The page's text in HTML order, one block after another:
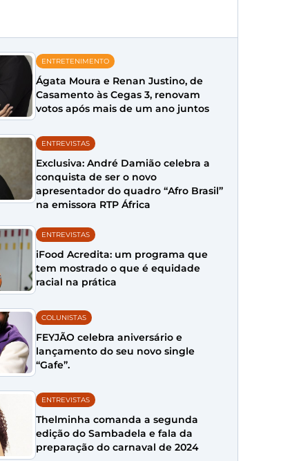
ENTRETENIMENTO
Ágata Moura e Renan Justino, de
Casamento às Cegas 3, renovam
votos após mais de um ano juntos
ENTREVISTAS
Exclusiva: André Damião celebra a
conquista de ser o novo
apresentador do quadro “Afro Brasil”
na emissora RTP África
ENTREVISTAS
iFood Acredita: um programa que
tem mostrado o que é equidade
racial na prática
COLUNISTAS
FEYJÃO celebra aniversário e
lançamento do seu novo single
“Gafe”.
ENTREVISTAS
Thelminha comanda a segunda
edição do Sambadela e fala da
preparação do carnaval de 2024